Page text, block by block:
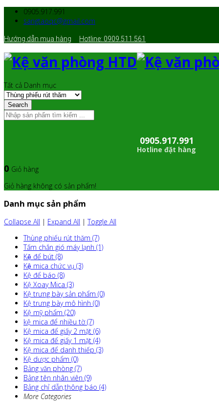
0905.917.991
sangtaoqc@gmail.com
Hướng dẫn mua hàng Hotline: 0909.511.561
Tất cả Danh mục
Search
0905.917.991
Hotline đặt hàng
0 Giỏ hàng
Giỏ hàng không có sản phẩm!
Danh mục sản phẩm
Collapse All | Expand All |Toggle All
Thùng phiếu rút thăm (7)
Tấm chắn gió máy lạnh (1)
Kệ để bút (8)
Kệ mica chức vụ (3)
Kệ để báo (8)
Kệ Xoay Mica (3)
Kệ trưng bày sản phẩm (0)
Kệ trưng bày mô hình (0)
Kệ mỹ phẩm (20)
kệ mica để nhiều tờ (7)
Kệ mica để giấy 2 mặt (6)
Kệ mica để giấy 1 mặt (4)
Kệ mica để danh thiếp (3)
Kệ dược phẩm (0)
Bảng văn phòng (7)
Bảng tên nhân viên (9)
Bảng chỉ dẫn,thông báo (4)
More Categories